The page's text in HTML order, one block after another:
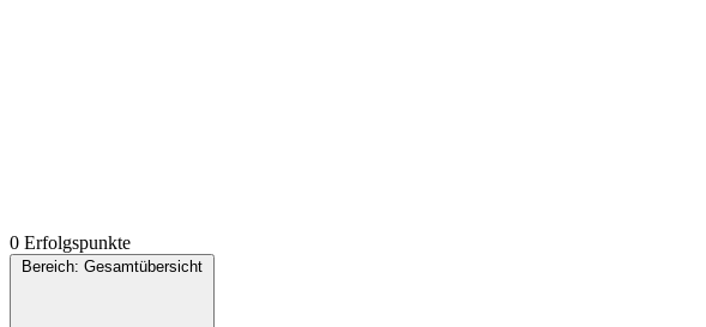
0 Erfolgspunkte
Bereich: Gesamtübersicht